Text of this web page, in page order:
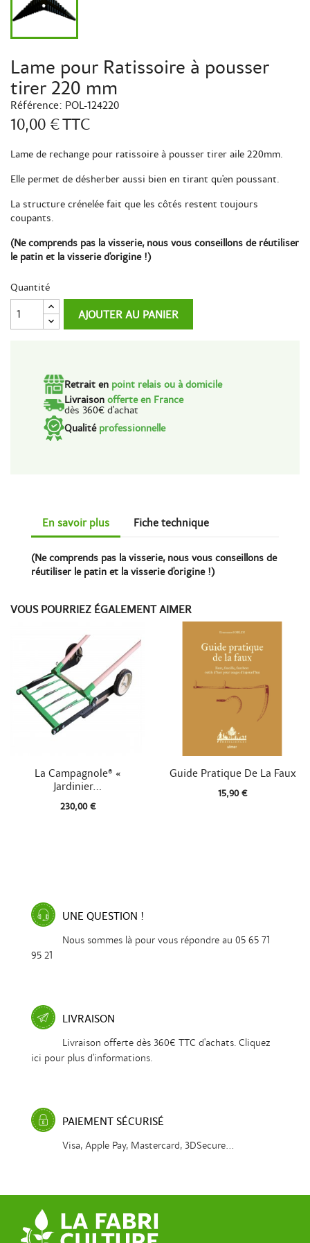
Lame pour Ratissoire à pousser
tirer 220 mm
Référence: POL-124220
10,00 €TTC
Lame de rechange pour ratissoire à pousser tirer aile 220mm.
Elle permet de désherber aussi bien en tirant qu'en poussant.
La structure crénelée fait que les côtés restent toujours
coupants.
(Ne comprends pas la visserie, nous vous conseillons de réutiliser
le patin et la visserie d'origine !)
Quantité
AJOUTER AU PANIER
Retrait en point relais ou à domicile
Livraison offerte en France
dès 360€ d'achat
Qualité professionnelle
En savoir plus Fiche technique
(Ne comprends pas la visserie, nous vous conseillons de
réutiliser le patin et la visserie d'origine !)
VOUS POURRIEZ ÉGALEMENT AIMER
Aperçu rapide
La Campagnole® «
Jardinier...
230,00 €
Aperçu rapide
Guide Pratique De La Faux
15,90 €
UNE QUESTION !
Nous sommes là pour vous répondre au 05 65 71
95 21
LIVRAISON
Livraison offerte dès 360€ TTC d'achats. Cliquez
ici pour plus d'informations.
PAIEMENT SÉCURISÉ
Visa, Apple Pay, Mastercard, 3DSecure...